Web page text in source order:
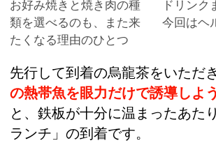
お好み焼きと焼き肉の種
類を選べるのも、また来
たくなる理由のひとつ
ドリンク
今回はヘ
先行して到着の烏龍茶をいただ
の熱帯魚を眼力だけで誘導しよ
と、鉄板が十分に温まったあた
ランチ」の到着です。